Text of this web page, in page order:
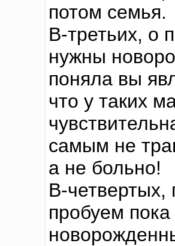
потом семья.
В-третьих, о
нужны
поняла вы
что у таких
самым не
а не больно!
В-четвертых,
пробуем